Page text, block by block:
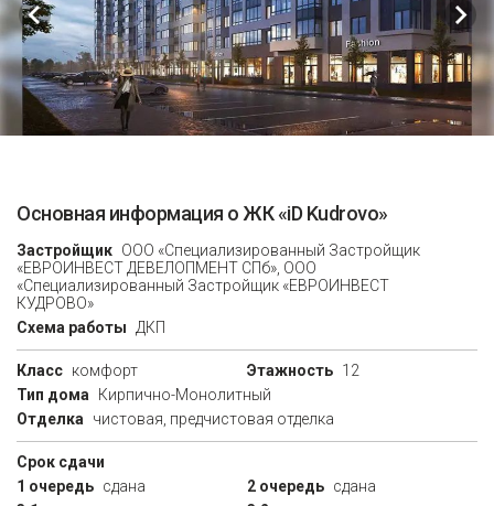
Основная информация о ЖК «iD Kudrovo»
Застройщик ООО «Специализированный Застройщик
«ЕВРОИНВЕСТ ДЕВЕЛОПМЕНТ СПб», ООО
«Специализированный Застройщик «ЕВРОИНВЕСТ
КУДРОВО»
Схема работы
ДКП
Класс комфорт Этажность 12
Тип дома
Кирпично-Монолитный
Отделка
чистовая, предчистовая отделка
Срок сдачи
1 очередь сдана 2 очередь сдана